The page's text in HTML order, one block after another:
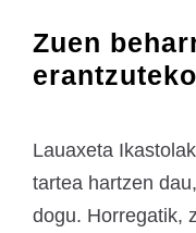
Zuen
Lauaxeta
tartea hartzen
dogu. Horregatik,